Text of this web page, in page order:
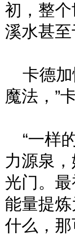
初，整
溪水甚
卡德加
魔法，”
“一样
力源泉
光门。
能量提
什么，